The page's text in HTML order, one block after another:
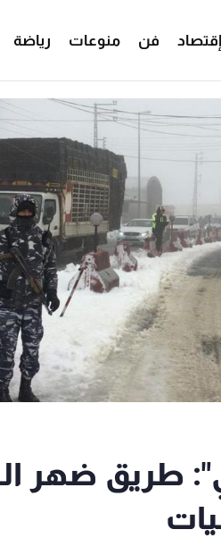
إقتصاد فن منوعات رياضة
طريق ضهر